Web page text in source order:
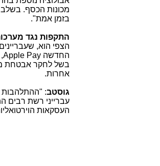
מכונות הכסף.
בזמן אמת".
התקפות נגד
הצפי הוא,
החדשהApple Pay
בשל לחקר אבטחת
אחרות.
גוסטב: "ההתלהבות
עברייני רשת רבים
העסקאות